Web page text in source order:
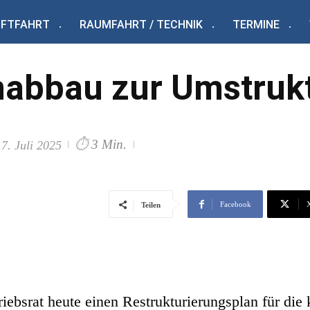
RAUMFAHRT / TECHNIK TERMINE
zur
Juli 2025 ⏱ 3 Min.
Teilen Facebook
heute einen Restrukturierungsplan für